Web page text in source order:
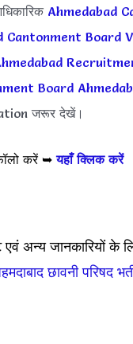
Ahmedabad
Cantonment Board
Board
जरूर देखें।
करें ➥यहाँ क्लिक करें
अन्य जानकारियों के
छावनी परिषद